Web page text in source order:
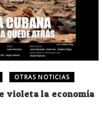
OTRAS NOTICIAS
violeta la economía